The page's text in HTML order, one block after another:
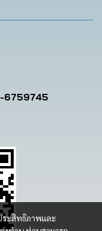
ระสิทธิภาพและ
6759745